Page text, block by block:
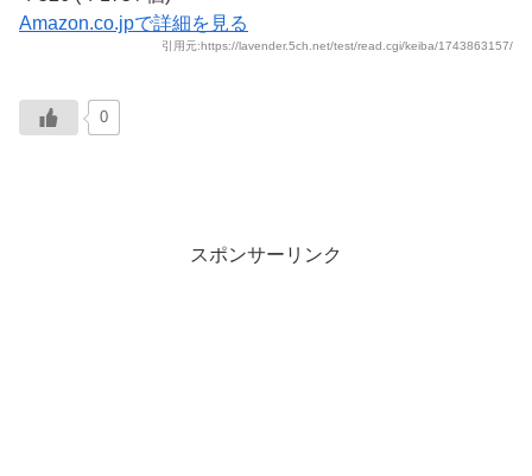
Amazon.co.jpで詳細を見る
引用元:https://lavender.5ch.net/test/read.cgi/keiba/1743863157/
0
スポンサーリンク